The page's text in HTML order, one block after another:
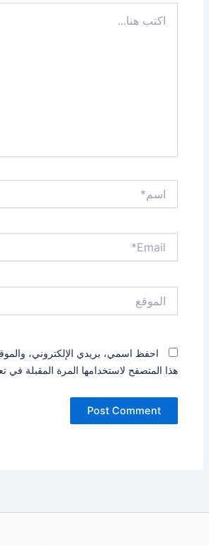
هنا...
احفظ اسمي، بريدي الإلكتروني،
هذا المتصفح لاستخدامها المرة المقبلة في